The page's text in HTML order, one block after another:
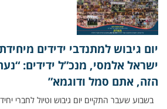
יום גיבוש למתנדבי ידידים
ישראל אלמסי, מנכ”ל ידידים:
הזה, אתם סמל ודוגמא”
בשבוע שעבר התקיים יום גיבוש וטיול לחברי